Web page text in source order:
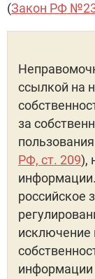
(Закон РФ
ссылкой на
за
РФ, ст. 209),
российское
исключение